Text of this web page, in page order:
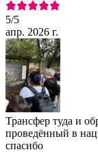
5/5
апр. 2026 г.
Трансфер туда и
проведённый в
спасибо